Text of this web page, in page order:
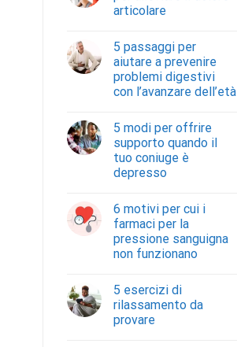
articolare
5 passaggi per
aiutare a prevenire
problemi digestivi
con l’avanzare dell’età
5 modi per offrire
supporto quando il
tuo coniuge è
depresso
6 motivi per cui i
farmaci per la
pressione sanguigna
non funzionano
5 esercizi di
rilassamento da
provare